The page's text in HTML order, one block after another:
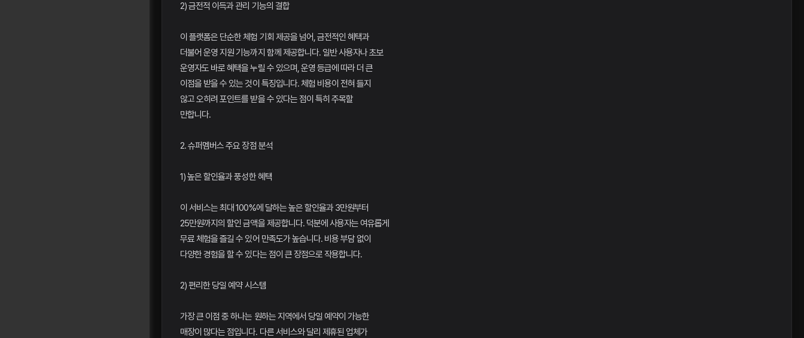
2) 금전적 이득과 관리 기능의 결합
이 플랫폼은 단순한 체험 기회 제공을 넘어, 금전적인 혜택과
더불어 운영 지원 기능까지 함께 제공합니다. 일반 사용자나 초보
운영자도 바로 혜택을 누릴 수 있으며, 운영 등급에 따라 더 큰
이점을 받을 수 있는 것이 특징입니다. 체험 비용이 전혀 들지
않고 오히려 포인트를 받을 수 있다는 점이 특히 주목할
만합니다.
2. 슈퍼멤버스 주요 장점 분석
1) 높은 할인율과 풍성한 혜택
이 서비스는 최대 100%에 달하는 높은 할인율과 3만원부터
25만원까지의 할인 금액을 제공합니다. 덕분에 사용자는 여유롭게
무료 체험을 즐길 수 있어 만족도가 높습니다. 비용 부담 없이
다양한 경험을 할 수 있다는 점이 큰 장점으로 작용합니다.
2) 편리한 당일 예약 시스템
가장 큰 이점 중 하나는 원하는 지역에서 당일 예약이 가능한
매장이 많다는 점입니다. 다른 서비스와 달리 제휴된 업체가